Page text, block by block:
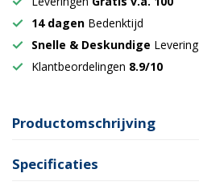
14 dagen Bedenktijd
Snelle & Deskundige Levering
Klantbeordelingen 8.9/10
Productomschrijving
Specificaties